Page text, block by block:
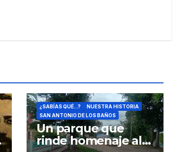
¿SABÍAS QUÉ...?
NUESTRA HISTORIA
SAN ANTONIO DE LOS BAÑOS
Un parque que
rinde homenaje al